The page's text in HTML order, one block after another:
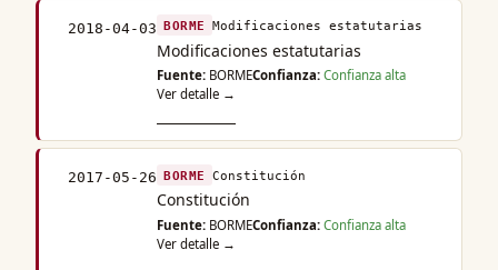
2018-04-03 BORME Modificaciones estatutarias
Modificaciones estatutarias
Fuente: BORMEConfianza: Confianza alta
Ver detalle →
2017-05-26 BORME Constitución
Constitución
Fuente: BORMEConfianza: Confianza alta
Ver detalle →